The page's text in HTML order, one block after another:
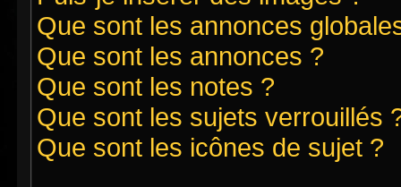
Que sont les annonces
Que sont les annonces ?
Que sont les notes ?
Que sont les sujets verrouillés
Que sont les icônes de sujet ?